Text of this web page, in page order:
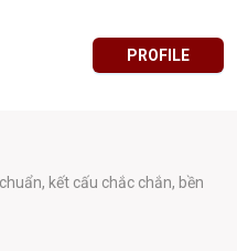
PROFILE
kết cấu chắc chắn, bền